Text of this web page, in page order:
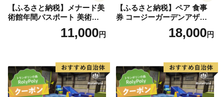
【ふるさと納税】メナード美
術館年間パスポート 美術館
11,000円
【ふるさと納税】ペア 食事
券 コージーガーデンアザレ
ア アフタヌーン宝石箱 ホテ
ル特製 デザート 6種類 サン
ティー チケット 券 2名様分
お祝 誕生日 記念日 名鉄小牧
ホテル 愛知県 小牧市 送料無
料
18,000円